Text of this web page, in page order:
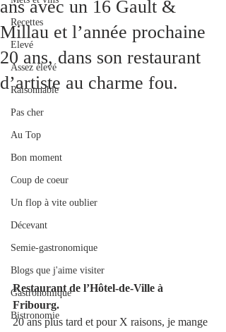
Recettes
Elevé
Assez élevé
Raisonnable
Pas cher
Au Top
Bon moment
Coup de coeur
Un flop à vite oublier
Décevant
Semie-gastronomique
Blogs que j'aime visiter
Gastronomique
Bistronomie
ans avec un 16 Gault &
Millau et l’année prochaine
20 ans, dans son restaurant
d’artiste au charme fou.
Restaurant de l’Hôtel-de-Ville à
Fribourg.
20 ans plus tard et pour X raisons, je mange